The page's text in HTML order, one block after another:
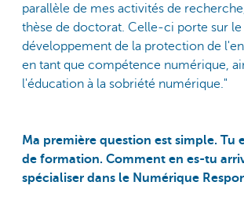
parallèle de mes activités de
thèse de doctorat. Celle-ci porte sur le
développement de la protection de
en tant que compétence numérique,
l'éducation à la sobriété numérique."
Ma première question est simple. Tu
de formation. Comment en es-tu
spécialiser dans le Numérique